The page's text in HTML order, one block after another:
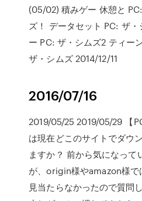
(05/02) 積みゲー 休憩と
ズ！ データセット PC: ザ
ー PC: ザ・シムズ2 ティー
ザ・シムズ 2014/12/11
2016/07/16
2019/05/25 2019/05/29 【
は現在どこのサイトでダウ
ますか？ 前から気になって
が、origin様やamazon様で
見当たらなかったので質問